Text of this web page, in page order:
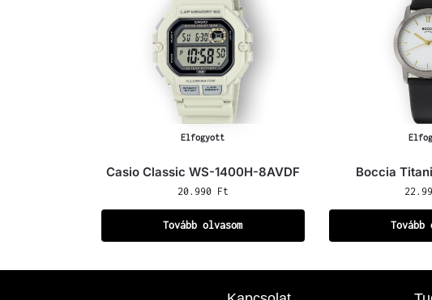
Elfogyott
Casio Classic WS-1400H-8AVDF
20.990 Ft
Tovább olvasom
Boccia
Tovább